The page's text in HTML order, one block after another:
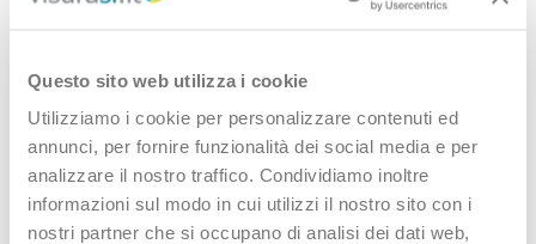
Questo sito web utilizza i cookie
Utilizziamo i cookie per personalizzare contenuti ed
annunci, per fornire funzionalità dei social media e per
analizzare il nostro traffico. Condividiamo inoltre
informazioni sul modo in cui utilizzi il nostro sito con i
nostri partner che si occupano di analisi dei dati web,